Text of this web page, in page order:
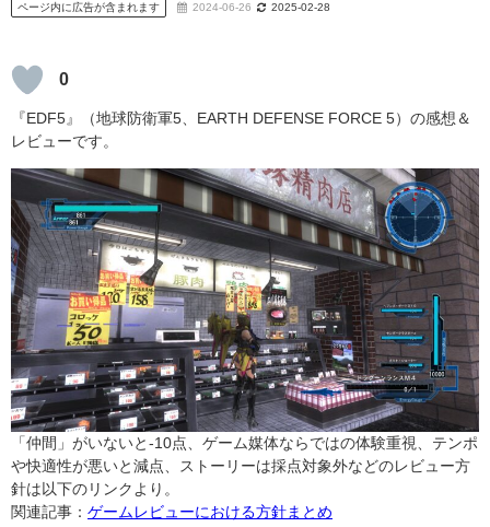
ページ内に広告が含まれます 2024-06-26 2025-02-28
0
『EDF5』（地球防衛軍5、EARTH DEFENSE FORCE 5）の感想＆
レビューです。
「仲間」がいないと-10点、ゲーム媒体ならではの体験重視、テンポ
や快適性が悪いと減点、ストーリーは採点対象外などのレビュー方
針は以下のリンクより。
関連記事： ゲームレビューにおける方針まとめ